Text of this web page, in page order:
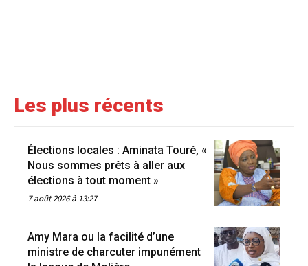
Les plus récents
Élections locales : Aminata Touré, «
Nous sommes prêts à aller aux
élections à tout moment »
7 août 2026 à 13:27
Amy Mara ou la facilité d’une
ministre de charcuter impunément